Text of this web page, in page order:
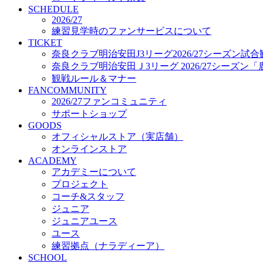
プロジェクト
コーチ&スタッフ
ジュニア
ジュニアユース
ユース
練習拠点（ナラディーア）
SCHOOL
CLUB
2026/27 パートナー企業
パートナー募集
クラブ理念
クラブ情報
サステナビリティ
Web制作支援
応援プロジェクト
SCHEDULE
2026/27
練習見学時のファンサービスについて
TICKET
奈良クラブ明治安田J3リーグ2026/27シーズン試合
奈良クラブ明治安田Ｊ3リーグ 2026/27シーズン「
観戦ルール＆マナー
FANCOMMUNITY
2026/27ファンコミュニティ
サポートショップ
GOODS
オフィシャルストア（実店舗）
オンラインストア
ACADEMY
アカデミーについて
プロジェクト
コーチ&スタッフ
ジュニア
ジュニアユース
ユース
練習拠点（ナラディーア）
SCHOOL